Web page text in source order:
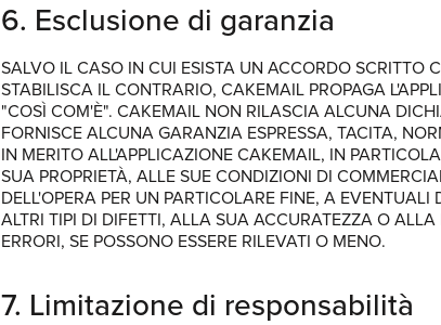
6. Esclusione di garanzia
SALVO IL CASO IN CUI ESISTA UN ACCORDO SCRITTO
STABILISCA IL CONTRARIO, CAKEMAIL PROPAGA
"COSÌ COM'È". CAKEMAIL NON RILASCIA ALCUNA
FORNISCE ALCUNA GARANZIA ESPRESSA, TACITA,
IN MERITO ALL'APPLICAZIONE CAKEMAIL, IN
SUA PROPRIETÀ, ALLE SUE CONDIZIONI DI
DELL'OPERA PER UN PARTICOLARE FINE, A EVENTUALI
ALTRI TIPI DI DIFETTI, ALLA SUA ACCURATEZZA O ALLA
ERRORI, SE POSSONO ESSERE RILEVATI O MENO.
7. Limitazione di responsabilità